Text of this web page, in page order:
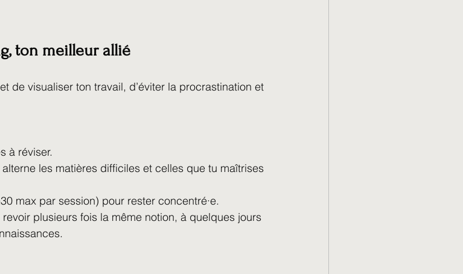
ton meilleur allié
de visualiser ton travail, d’éviter la procrastination et
à réviser.
alterne les matières difficiles et celles que tu maîtrises
max par session) pour rester concentré·e.
revoir plusieurs fois la même notion, à quelques jours